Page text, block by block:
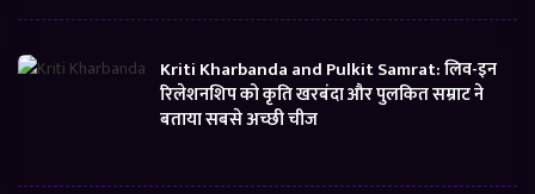
Kriti Kharbanda and Pulkit Samrat: लिव-इन
रिलेशनशिप को कृति खरबंदा और पुलकित सम्राट ने
बताया सबसे अच्छी चीज